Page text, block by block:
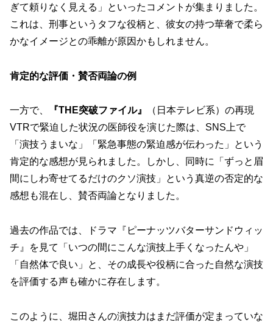
ぎて頼りなく見える」といったコメントが集まりました。
これは、刑事というタフな役柄と、彼女の持つ華奢で柔ら
かなイメージとの乖離が原因かもしれません。
肯定的な評価・賛否両論の例
一方で、 『THE突破ファイル』
（日本テレビ系）の再現
VTRで緊迫した状況の医師役を演じた際は、SNS上で
「演技うまいな」「緊急事態の緊迫感が伝わった」という
肯定的な感想が見られました。しかし、同時に「ずっと眉
間にしわ寄せてるだけのクソ演技」という真逆の否定的な
感想も混在し、賛否両論となりました。
過去の作品では、ドラマ『ピーナッツバターサンドウィッ
チ』を見て「いつの間にこんな演技上手くなったんや」
「自然体で良い」と、その成長や役柄に合った自然な演技
を評価する声も確かに存在します。
このように、堀田さんの演技力はまだ評価が定まっていな